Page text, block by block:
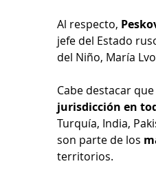
Al respecto,
jefe del Estado
del Niño, María
Cabe destacar
jurisdicción en
Turquía, India,
son parte de los
territorios.